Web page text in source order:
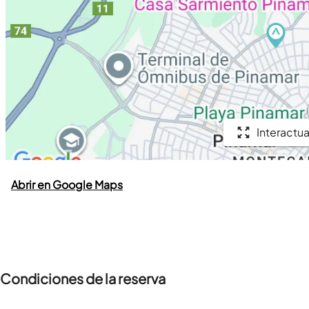
Abrir en Google Maps
Condiciones de la reserva